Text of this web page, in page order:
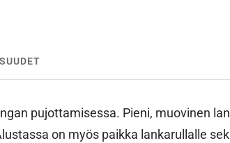
pujottamisessa. Pieni, muovinen
on myös paikka lankarullalle